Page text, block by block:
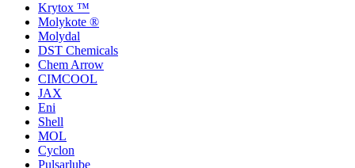
Krytox ™
Molykote ®
Molydal
DST Chemicals
Chem Arrow
CIMCOOL
JAX
Eni
Shell
MOL
Cyclon
Pulsarlube